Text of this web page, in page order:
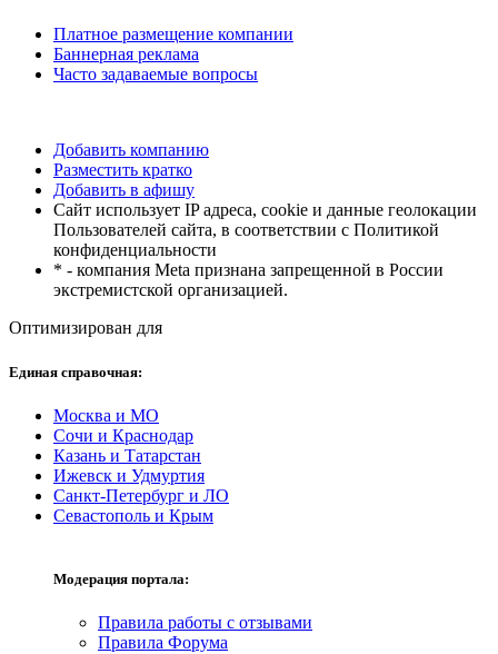
Платное размещение компании
Баннерная реклама
Часто задаваемые вопросы
Добавить компанию
Разместить кратко
Добавить в афишу
Сайт использует IP адреса, cookie и данные геолокации
Пользователей сайта, в соответствии с Политикой
конфиденциальности
* - компания Meta признана запрещенной в России
экстремистской организацией.
Оптимизирован для
Единая справочная:
Москва и МО
Сочи и Краснодар
Казань и Татарстан
Ижевск и Удмуртия
Санкт-Петербург и ЛО
Севастополь и Крым
Модерация портала:
Правила работы с отзывами
Правила Форума